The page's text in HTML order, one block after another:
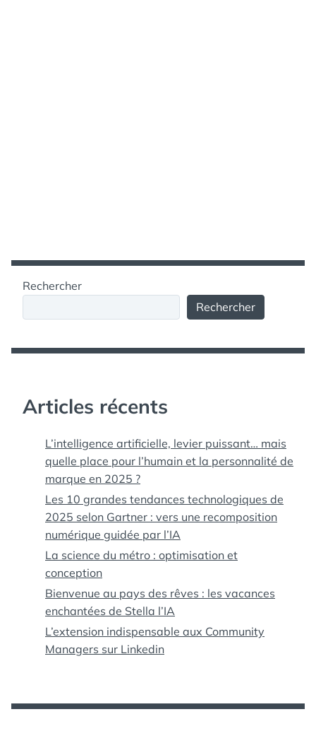
Rechercher
Rechercher
Articles récents
L’intelligence artificielle, levier puissant… mais
quelle place pour l’humain et la personnalité de
marque en 2025 ?
Les 10 grandes tendances technologiques de
2025 selon Gartner : vers une recomposition
numérique guidée par l’IA
La science du métro : optimisation et
conception
Bienvenue au pays des rêves : les vacances
enchantées de Stella l’IA
L’extension indispensable aux Community
Managers sur Linkedin